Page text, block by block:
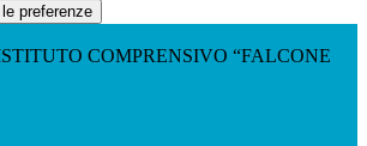
preferenze
COMPRENSIVO “FALCONE